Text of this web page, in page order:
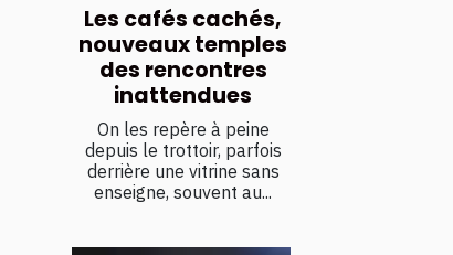
Les cafés cachés,
nouveaux temples
des rencontres
inattendues
On les repère à peine
depuis le trottoir, parfois
derrière une vitrine sans
enseigne, souvent au...